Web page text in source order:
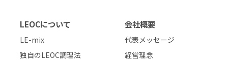
LEOCについて
LE-mix
独自のLEOC調理法
会社概要
代表メッセージ
経営理念